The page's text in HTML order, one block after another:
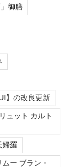
」御膳
】の改良更新
ュット カルト
婦羅
ー ブラン・